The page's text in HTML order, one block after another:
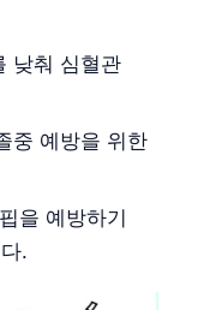
낮춰 심혈관
중 예방을 위한
을 예방하기
.